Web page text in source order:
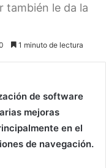
también le da la
1 minuto de lectura
de software
mejoras
en el
de navegación.